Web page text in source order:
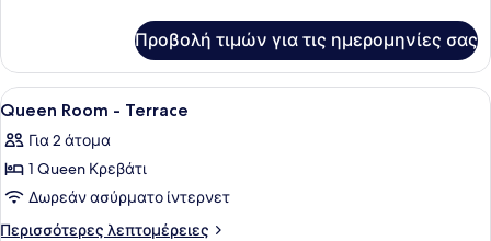
-
Terrace
Queen
Room
-
Προβολή τιμών για τις ημερομηνίες σας
Προβολή
όλων
των
φωτογραφιών
για
Queen
Ένα δωμάτιο ξενοδοχείου με ένα
18
Queen Room - Terrace
Για 2 άτομα
1 Queen Κρεβάτι
Δωρεάν ασύρματο ίντερνετ
Περισσότερες λεπτομέρειες
Περισσότερες